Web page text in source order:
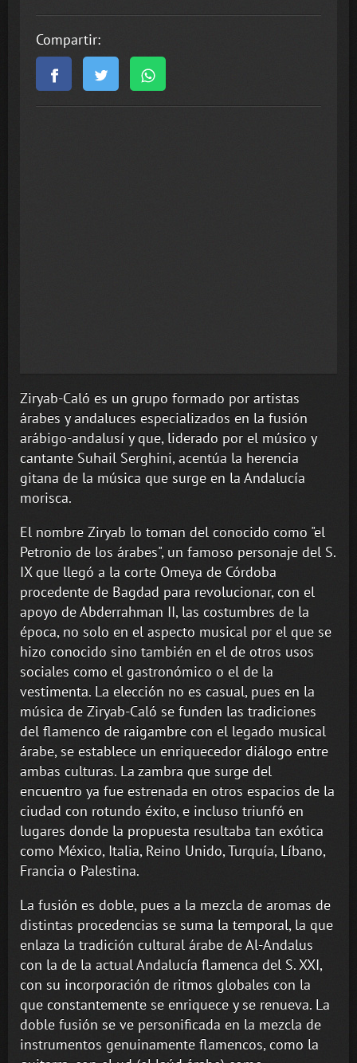
Compartir:
Ziryab-Caló es un grupo formado por artistas
árabes y andaluces especializados en la fusión
arábigo-andalusí y que, liderado por el músico y
cantante Suhail Serghini, acentúa la herencia
gitana de la música que surge en la Andalucía
morisca.
El nombre Ziryab lo toman del conocido como "el
Petronio de los árabes", un famoso personaje del S.
IX que llegó a la corte Omeya de Córdoba
procedente de Bagdad para revolucionar, con el
apoyo de Abderrahman II, las costumbres de la
época, no solo en el aspecto musical por el que se
hizo conocido sino también en el de otros usos
sociales como el gastronómico o el de la
vestimenta. La elección no es casual, pues en la
música de Ziryab-Caló se funden las tradiciones
del flamenco de raigambre con el legado musical
árabe, se establece un enriquecedor diálogo entre
ambas culturas. La zambra que surge del
encuentro ya fue estrenada en otros espacios de la
ciudad con rotundo éxito, e incluso triunfó en
lugares donde la propuesta resultaba tan exótica
como México, Italia, Reino Unido, Turquía, Líbano,
Francia o Palestina.
La fusión es doble, pues a la mezcla de aromas de
distintas procedencias se suma la temporal, la que
enlaza la tradición cultural árabe de Al-Andalus
con la de la actual Andalucía flamenca del S. XXI,
con su incorporación de ritmos globales con la
que constantemente se enriquece y se renueva. La
doble fusión se ve personificada en la mezcla de
instrumentos genuinamente flamencos, como la